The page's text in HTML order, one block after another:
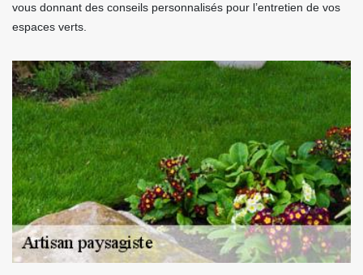
vous donnant des conseils personnalisés pour l’entretien de vos
espaces verts.